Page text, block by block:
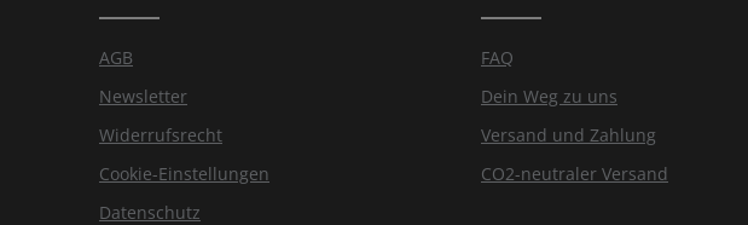
AGB
Newsletter
Widerrufsrecht
Cookie-Einstellungen
Datenschutz
FAQ
Dein Weg zu uns
Versand und Zahlung
CO2-neutraler Versand